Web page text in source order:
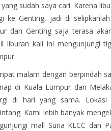
sudah saya cari. Karena
ke Genting, jadi di
dan Genting saja terasa
liburan kali ini mengunjungi
malam dengan berpindah
di Kuala Lumpur dan
di hari yang sama.
Kami lebih banyak
mall Suria KLCC dan